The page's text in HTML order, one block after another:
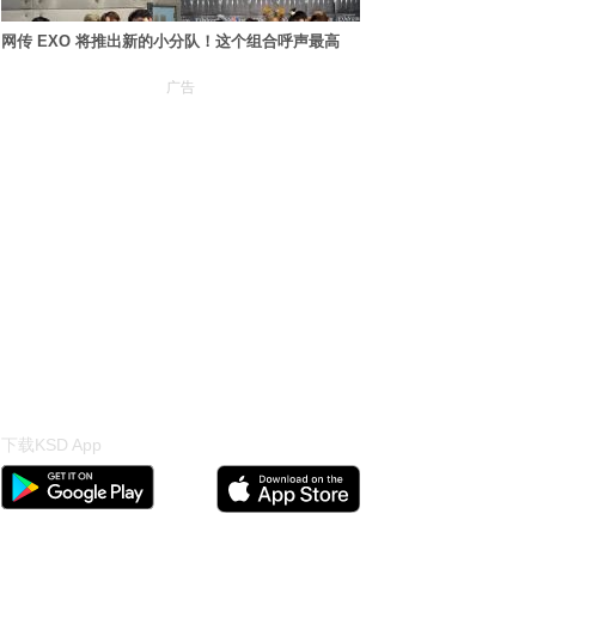
网传 EXO 将推出新的小分队！这个组合呼声最高
广告
下载KSD App